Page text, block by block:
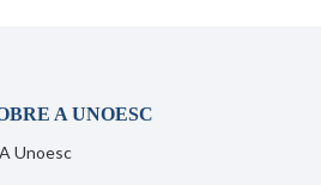
A UNOESC
A Unoesc